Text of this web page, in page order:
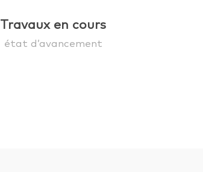
Travaux en cours
état d’avancement